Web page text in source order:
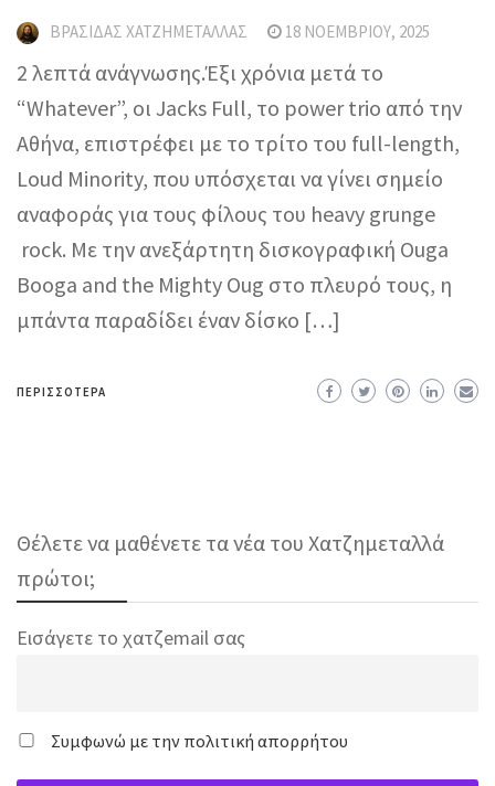
ΒΡΑΣΊΔΑΣ ΧΑΤΖΗΜΕΤΑΛΛΆΣ 18 ΝΟΕΜΒΡΊΟΥ, 2025
2 λεπτά ανάγνωσης.Έξι χρόνια μετά το
“Whatever”, οι Jacks Full, το power trio από την
Αθήνα, επιστρέφει με το τρίτο του full-length,
Loud Minority, που υπόσχεται να γίνει σημείο
αναφοράς για τους φίλους του heavy grunge
rock. Με την ανεξάρτητη δισκογραφική Ouga
Booga and the Mighty Oug στο πλευρό τους, η
μπάντα παραδίδει έναν δίσκο […]
ΠΕΡΙΣΣΌΤΕΡΑ
Θέλετε να μαθένετε τα νέα του Χατζημεταλλά
πρώτοι;
Εισάγετε το χατζemail σας
Συμφωνώ με την πολιτική απορρήτου